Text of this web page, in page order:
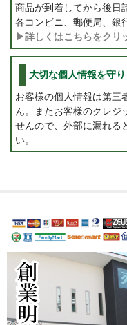
商品が到着してから後日
各コンビニ、郵便局、銀
▶詳しくはこちらをクリ
大切な個人情報を守り
お客様の個人情報は第三
ん。またお客様のクレジ
せんので、外部に漏れる
い。